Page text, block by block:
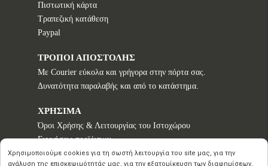
Πιστωτική κάρτα
Τραπεζική κατάθεση
Paypal
ΤΡΟΠΟΙ ΑΠΟΣΤΟΛΗΣ
Με Courier εύκολα και γρήγορα στην πόρτα σας.
Δυνατότητα παραλαβής και από το κατάστημα.
ΧΡΗΣΙΜΑ
Όροι Χρήσης & Λειτουργίας του Ιστοχώρου
Εγγυήσεις προϊόντων
Τρόποι παραγγελίας
Χρησιμοποιούμε cookies για τη σωστή λειτουργία του site μας, για την
ανάλυση της επισκεψιμότητάς μας, για την εξατομίκευση των διαφημίσεων,